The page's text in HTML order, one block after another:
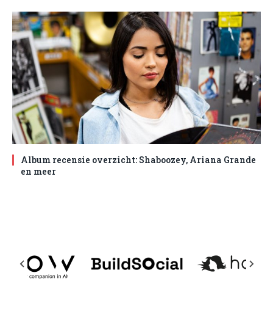
Album recensie overzicht: Shaboozey, Ariana Grande
en meer